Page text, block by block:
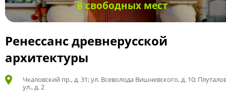
8 свободных мест
Ренессанс древнерусской
архитектуры
Чкаловский пр., д. 31; ул. Всеволода Вишневского, д. 10;
ул., д. 2